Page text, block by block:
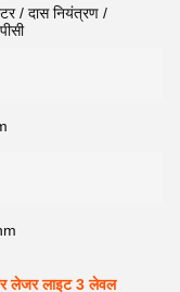
/ दास नियंत्रण /
लेजर लाइट 3 लेवल